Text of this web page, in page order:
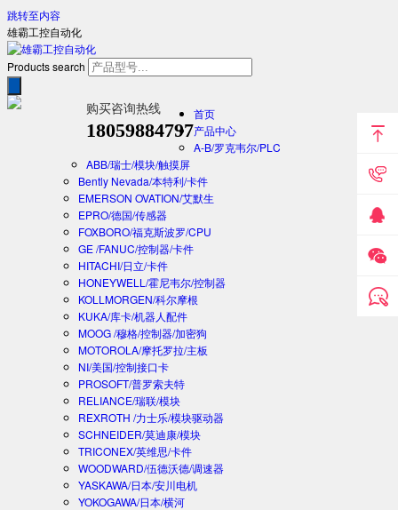
跳转至内容
雄霸工控自动化
Products search
购买咨询热线
18059884797
首页
产品中心
A-B/罗克韦尔/PLC
ABB/瑞士/模块/触摸屏
Bently Nevada/本特利/卡件
EMERSON OVATION/艾默生
EPRO/德国/传感器
FOXBORO/福克斯波罗/CPU
GE /FANUC/控制器/卡件
HITACHI/日立/卡件
HONEYWELL/霍尼韦尔/控制器
KOLLMORGEN/科尔摩根
KUKA/库卡/机器人配件
MOOG /穆格/控制器/加密狗
MOTOROLA/摩托罗拉/主板
NI/美国/控制接口卡
PROSOFT/普罗索夫特
RELIANCE/瑞联/模块
REXROTH /力士乐/模块驱动器
SCHNEIDER/莫迪康/模块
TRICONEX/英维思/卡件
WOODWARD/伍德沃德/调速器
YASKAWA/日本/安川电机
YOKOGAWA/日本/横河